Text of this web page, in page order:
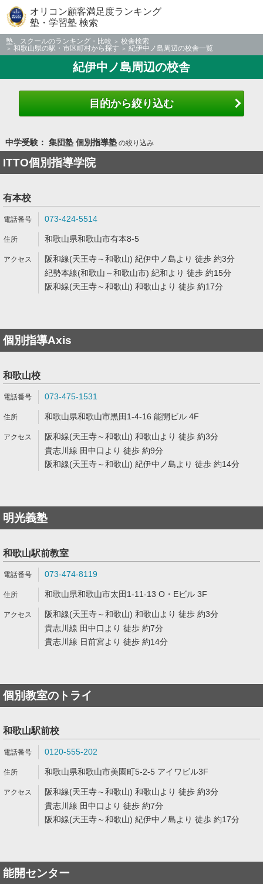
オリコン顧客満足度ランキング
塾・学習塾 検索
塾、スクールのランキング・比較
校舎検索
和歌山県の駅・市区町村から探す
紀伊中ノ島周辺の校舎一覧
紀伊中ノ島周辺の校舎
目的から絞り込む
中学受験： 集団塾 個別指導塾の絞り込み
ITTO個別指導学院
有本校
073-424-5514
和歌山県和歌山市有本8-5
阪和線(天王寺～和歌山) 紀伊中ノ島より 徒歩 約3分
紀勢本線(和歌山～和歌山市) 紀和より 徒歩 約15分
阪和線(天王寺～和歌山) 和歌山より 徒歩 約17分
個別指導Axis
和歌山校
073-475-1531
和歌山県和歌山市黒田1-4-16 能開ビル 4F
阪和線(天王寺～和歌山) 和歌山より 徒歩 約3分
貴志川線 田中口より 徒歩 約9分
阪和線(天王寺～和歌山) 紀伊中ノ島より 徒歩 約14分
明光義塾
和歌山駅前教室
073-474-8119
和歌山県和歌山市太田1-11-13 O・Eビル 3F
阪和線(天王寺～和歌山) 和歌山より 徒歩 約3分
貴志川線 田中口より 徒歩 約7分
貴志川線 日前宮より 徒歩 約14分
個別教室のトライ
和歌山駅前校
0120-555-202
和歌山県和歌山市美園町5-2-5 アイワビル3F
阪和線(天王寺～和歌山) 和歌山より 徒歩 約3分
貴志川線 田中口より 徒歩 約7分
阪和線(天王寺～和歌山) 紀伊中ノ島より 徒歩 約17分
能開センター